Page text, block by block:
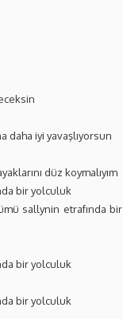
daha iyi yavaşlıyorsun
düz koymalıyım
bir yolculuk
sallynin etrafında bir
bir yolculuk
bir yolculuk